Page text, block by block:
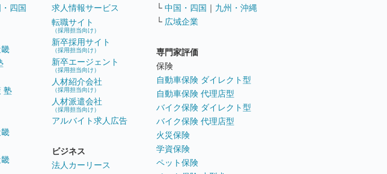
四国
塾
求人情報サービス
転職サイト
（採用担当向け）
新卒採用サイト
（採用担当向け）
新卒エージェント
（採用担当向け）
人材紹介会社
（採用担当向け）
人材派遣会社
（採用担当向け）
アルバイト求人広告
ビジネス
法人カーリース
└ 中国・四国 ｜ 九州・沖縄
└ 広域企業
専門家評価
保険
自動車保険 ダイレクト型
自動車保険 代理店型
バイク保険 ダイレクト型
バイク保険 代理店型
火災保険
学資保険
ペット保険